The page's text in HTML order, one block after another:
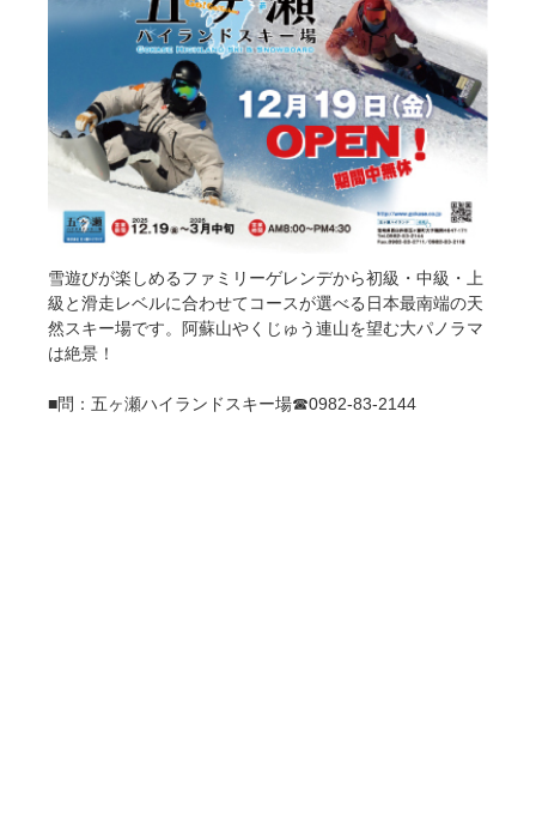
雪遊びが楽しめるファミリーゲレンデから初級・中級・上
級と滑走レベルに合わせてコースが選べる日本最南端の天
然スキー場です。阿蘇山やくじゅう連山を望む大パノラマ
は絶景！
■問：五ヶ瀬ハイランドスキー場☎0982-83-2144